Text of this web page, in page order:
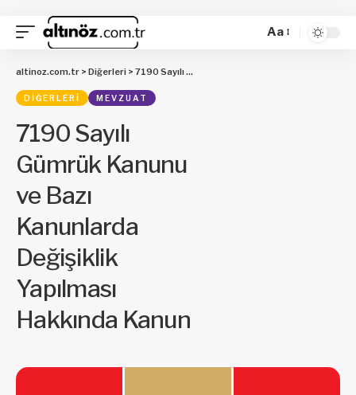
Aa
altinoz.com.tr > Diğerleri > 7190 Sayılı Gümrük Kanunu ve Bazı Kanunlarda Değişiklik Yapılması Hakkında Kanun
DIĞERLERI MEVZUAT
7190 Sayılı
Gümrük Kanunu
ve Bazı
Kanunlarda
Değişiklik
Yapılması
Hakkında Kanun